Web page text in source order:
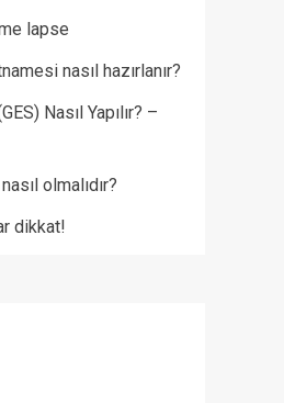
lapse
nasıl hazırlanır?
Nasıl Yapılır? –
olmalıdır?
dikkat!